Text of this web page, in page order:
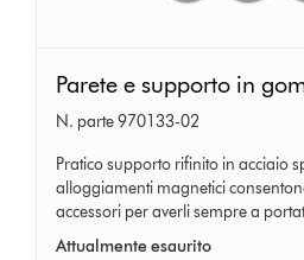
e
supporto
in
gomma
magnetica
Parete e supporto in
N. parte 970133-02
Pratico supporto rifinito in acciaio
alloggiamenti magnetici
accessori per averli sempre a
Attualmente esaurito